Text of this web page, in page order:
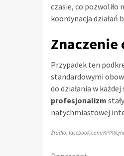
czasie, co pozwoliło
koordynacja działań
Przypadek ten
standardowymi
do działania w
profesjonalizm
natychmiastowej
Źródło: facebook.com/